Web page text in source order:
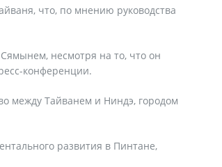
что, по мнению руководства
несмотря на то, что он
конференции.
между Тайванем и Ниндэ, городом
развития в Пинтане,